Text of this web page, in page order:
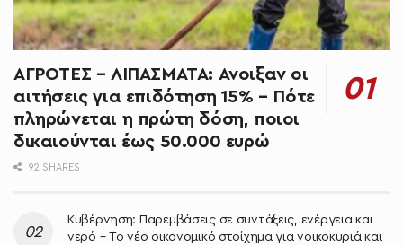
ΑΓΡΟΤΕΣ – ΛΙΠΑΣΜΑΤΑ: Άνοιξαν οι
αιτήσεις για επιδότηση 15% – Πότε
πληρώνεται η πρώτη δόση, ποιοι
δικαιούνται έως 50.000 ευρώ
92 SHARES
Κυβέρνηση: Παρεμβάσεις σε συντάξεις, ενέργεια και
νερό – Το νέο οικονομικό στοίχημα για νοικοκυριά και